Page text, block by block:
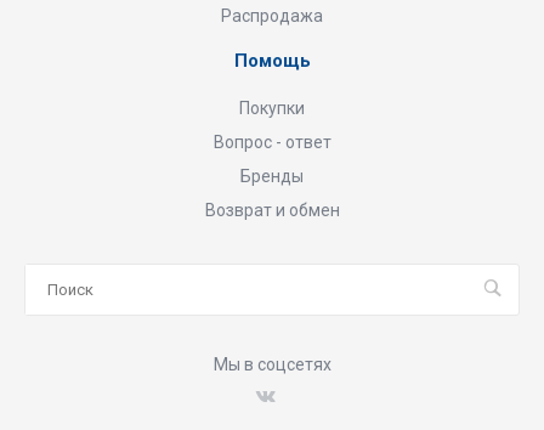
Распродажа
Помощь
Покупки
Вопрос - ответ
Бренды
Возврат и обмен
Мы в соцсетях